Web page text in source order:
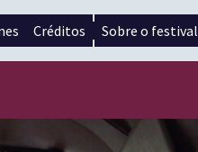
Créditos Sobre o festival